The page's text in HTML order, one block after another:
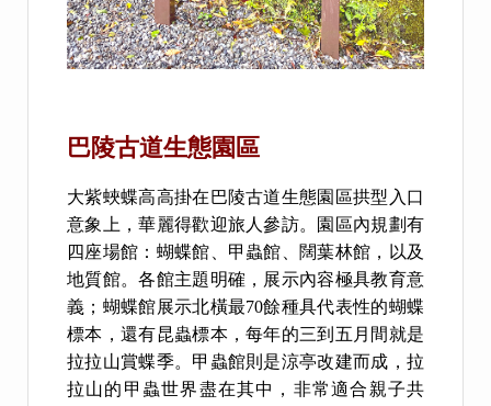
巴陵古道生態園區
大紫蛺蝶高高掛在巴陵古道生態園區拱型入口
意象上，華麗得歡迎旅人參訪。園區內規劃有
四座場館：蝴蝶館、甲蟲館、闊葉林館，以及
地質館。各館主題明確，展示內容極具教育意
義；蝴蝶館展示北橫最70餘種具代表性的蝴蝶
標本，還有昆蟲標本，每年的三到五月間就是
拉拉山賞蝶季。甲蟲館則是涼亭改建而成，拉
拉山的甲蟲世界盡在其中，非常適合親子共